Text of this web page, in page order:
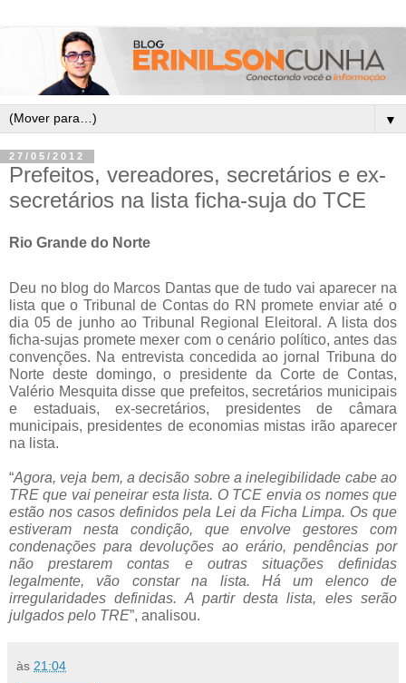
▼
27/05/2012
Prefeitos, vereadores, secretários e ex-
secretários na lista ficha-suja do TCE
Rio Grande do Norte
Deu no blog do Marcos Dantas que de tudo vai aparecer na
lista que o Tribunal de Contas do RN promete enviar até o
dia 05 de junho ao Tribunal Regional Eleitoral. A lista dos
ficha-sujas promete mexer com o cenário político, antes das
convenções. Na entrevista concedida ao jornal Tribuna do
Norte deste domingo, o presidente da Corte de Contas,
Valério Mesquita disse que prefeitos, secretários municipais
e estaduais, ex-secretários, presidentes de câmara
municipais, presidentes de economias mistas irão aparecer
na lista.
“Agora, veja bem, a decisão sobre a inelegibilidade cabe ao
TRE que vai peneirar esta lista. O TCE envia os nomes que
estão nos casos definidos pela Lei da Ficha Limpa. Os que
estiveram nesta condição, que envolve gestores com
condenações para devoluções ao erário, pendências por
não prestarem contas e outras situações definidas
legalmente, vão constar na lista. Há um elenco de
irregularidades definidas. A partir desta lista, eles serão
julgados pelo TRE”, analisou.
às 21:04